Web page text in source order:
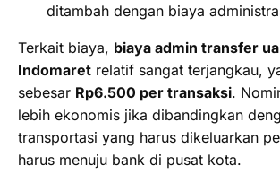
ditambah dengan biaya
Terkait biaya, biaya admin transfer
Indomaret relatif sangat terjangkau,
sebesar Rp6.500 per transaksi.
lebih ekonomis jika dibandingkan
transportasi yang harus dikeluarkan
harus menuju bank di pusat kota.